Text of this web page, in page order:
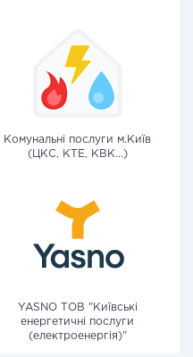
Комунальні послуги м.Київ
(ЦКС, КТЕ, КВК...)
YASNO ТОВ "Київські
енергетичні послуги
(електроенергія)"